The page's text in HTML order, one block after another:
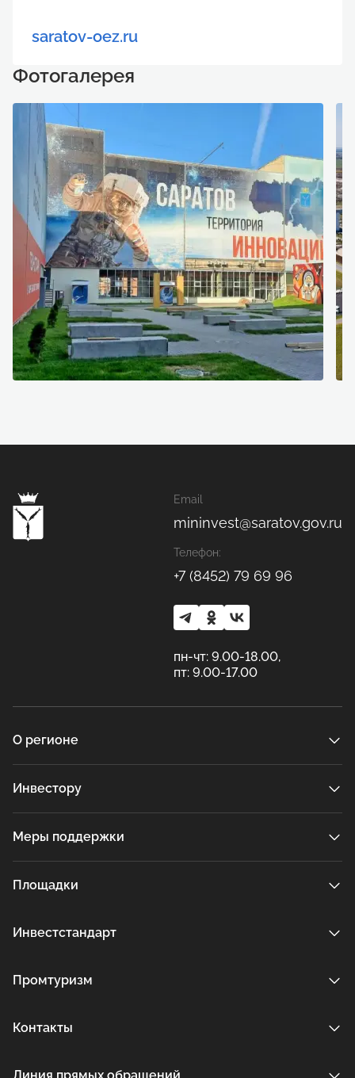
saratov-oez.ru
Фотогалерея
Email
mininvest@saratov.gov.ru
Телефон:
+7 (8452) 79 69 96
пн-чт: 9.00-18.00,
пт: 9.00-17.00
О регионе
Инвестору
Меры поддержки
Площадки
Инвестстандарт
Промтуризм
Контакты